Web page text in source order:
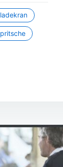
ladekran
pritsche